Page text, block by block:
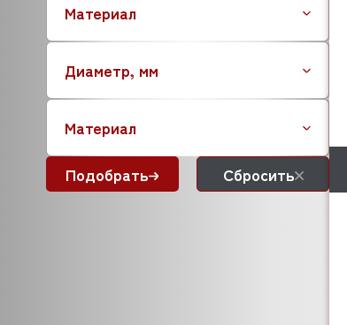
CAS
CASADIO
CARBOMA (Карбома)
CELME
CNIX
COOLEQ
COLDLINE
Материал
Диаметр, мм
Материал
Подобрать Сбросить